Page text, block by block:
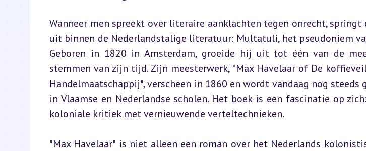
Wanneer men spreekt over literaire aanklachten tegen onrecht,
uit binnen de Nederlandstalige literatuur: Multatuli, het pseudoniem
Geboren in 1820 in Amsterdam, groeide hij uit tot één van de
stemmen van zijn tijd. Zijn meesterwerk, *Max Havelaar of De
Handelmaatschappij*, verscheen in 1860 en wordt vandaag nog steeds
in Vlaamse en Nederlandse scholen. Het boek is een fascinatie op
koloniale kritiek met vernieuwende verteltechnieken.
*Max Havelaar* is niet alleen een roman over het Nederlands